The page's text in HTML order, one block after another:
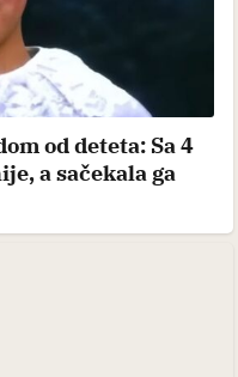
od deteta: Sa 4
a sačekala ga